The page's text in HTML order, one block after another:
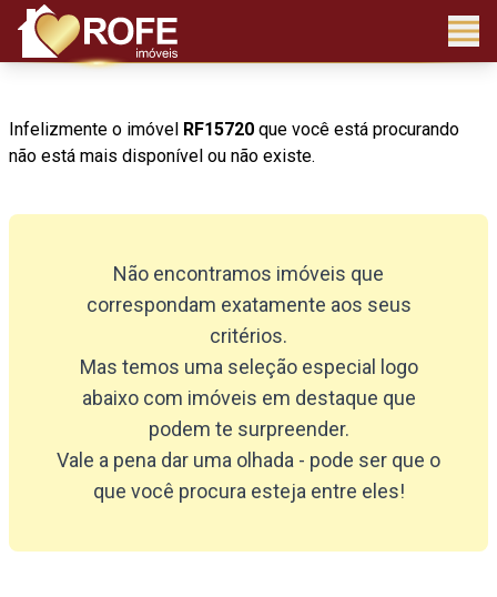
Infelizmente o imóvel RF15720 que você está procurando
não está mais disponível ou não existe.
Não encontramos imóveis que
correspondam exatamente aos seus
critérios.
Mas temos uma seleção especial logo
abaixo com imóveis em destaque que
podem te surpreender.
Vale a pena dar uma olhada - pode ser que o
que você procura esteja entre eles!